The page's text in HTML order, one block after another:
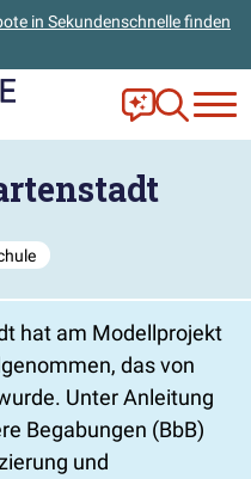
in Sekundenschnelle finden
Frag Ella!
Zur
hat am Modellprojekt
das von
Unter Anleitung
Begabungen (BbB)
und